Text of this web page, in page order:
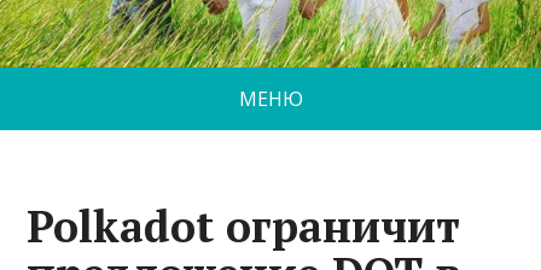
МЕНЮ
Polkadot ограничит